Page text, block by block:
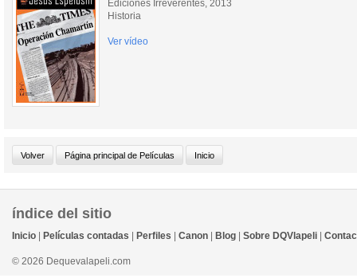
Ediciones Irreverentes, 2013
Historia
Ver vídeo
índice del sitio
Inicio Películas contadas Perfiles Canon Blog Sobre DQVlapeli
© 2026 Dequevalapeli.com